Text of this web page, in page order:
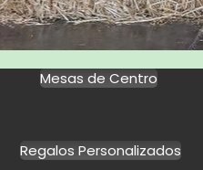
Mesas de Centro
Regalos Personalizados